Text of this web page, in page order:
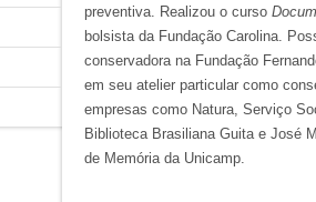
preventiva. Realizou o curso
bolsista da Fundação Carolina.
conservadora na Fundação
em seu atelier particular como
empresas como Natura, Serviço
Biblioteca Brasiliana Guita e José
de Memória da Unicamp.